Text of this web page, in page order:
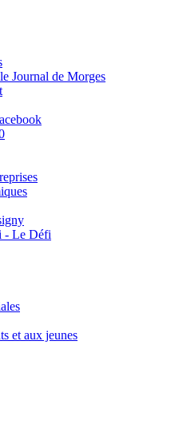
Journal de Morges
- Le Défi
et aux jeunes